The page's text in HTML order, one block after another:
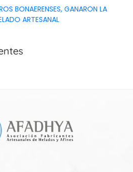
BONAERENSES, GANARON LA
ARTESANAL